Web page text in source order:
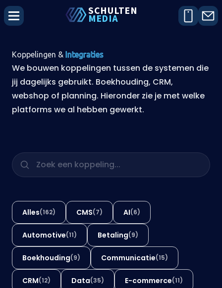
SCHULTEN
MEDIA
Koppelingen & Integraties
We bouwen koppelingen tussen de systemen die
jij dagelijks gebruikt. Boekhouding, CRM,
webshop of planning. Hieronder zie je met welke
platforms we al hebben gewerkt.
Alles(162) CMS(7) AI(6)
Automotive(11) Betaling(9)
Boekhouding(9) Communicatie(15)
CRM(12) Data(35) E-commerce(11)